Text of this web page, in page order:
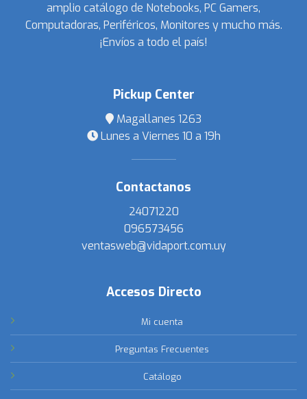
amplio catálogo de Notebooks, PC Gamers,
Computadoras, Periféricos, Monitores y mucho más.
¡Envíos a todo el país!
Pickup Center
Magallanes 1263
Lunes a Viernes 10 a 19h
Contactanos
24071220
096573456
ventasweb@vidaport.com.uy
Accesos Directo
Mi cuenta
Preguntas Frecuentes
Catálogo